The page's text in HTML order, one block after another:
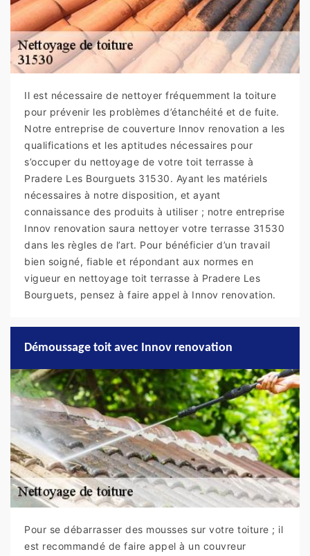
Il est nécessaire de nettoyer fréquemment la toiture
pour prévenir les problèmes d’étanchéité et de fuite.
Notre entreprise de couverture Innov renovation a les
qualifications et les aptitudes nécessaires pour
s’occuper du nettoyage de votre toit terrasse à
Pradere Les Bourguets 31530. Ayant les matériels
nécessaires à notre disposition, et ayant
connaissance des produits à utiliser ; notre entreprise
Innov renovation saura nettoyer votre terrasse 31530
dans les règles de l’art. Pour bénéficier d’un travail
bien soigné, fiable et répondant aux normes en
vigueur en nettoyage toit terrasse à Pradere Les
Bourguets, pensez à faire appel à Innov renovation.
Démoussage toit avec Innov renovation
Pour se débarrasser des mousses sur votre toiture ; il
est recommandé de faire appel à un couvreur